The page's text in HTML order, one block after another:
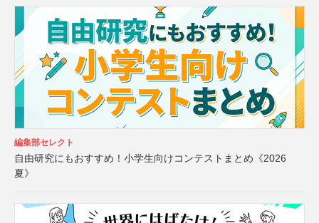
編集部セレクト
自由研究にもおすすめ！小学生向けコンテストまとめ《2026
夏》